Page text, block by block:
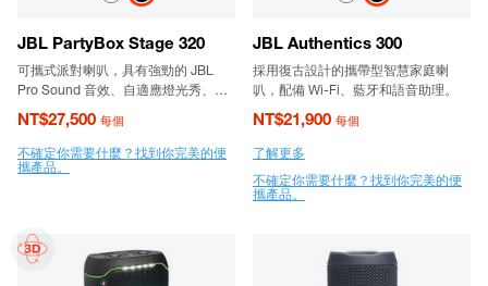
JBL PartyBox Stage 320
可攜式派對喇叭，具有強勁的 JBL
Pro Sound 音效、自適應燈光秀、防
潑水、可更換式電池、可伸縮把手和
滾輪
NT$27,500 每個
不確定你需要什麼？找到你完美的便
攜產品。
JBL Authentics 300
採用復古設計的攜帶型智慧家庭喇
叭，配備 Wi-Fi、藍牙和語音助理。
NT$21,900 每個
了解更多
不確定你需要什麼？找到你完美的便
攜產品。